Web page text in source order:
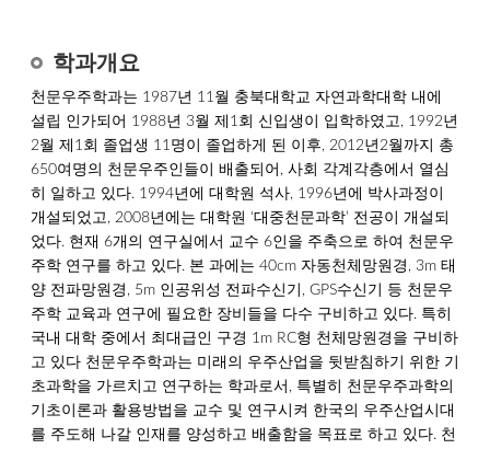
학과개요
천문우주학과는 1987년 11월 충북대학교 자연과학대학 내에
설립 인가되어 1988년 3월 제1회 신입생이 입학하였고, 1992년
2월 제1회 졸업생 11명이 졸업하게 된 이후, 2012년2월까지 총
650여명의 천문우주인들이 배출되어, 사회 각계각층에서 열심
히 일하고 있다. 1994년에 대학원 석사, 1996년에 박사과정이
개설되었고, 2008년에는 대학원 ‘대중천문과학’ 전공이 개설되
었다. 현재 6개의 연구실에서 교수 6인을 주축으로 하여 천문우
주학 연구를 하고 있다. 본 과에는 40cm 자동천체망원경, 3m 태
양 전파망원경, 5m 인공위성 전파수신기, GPS수신기 등 천문우
주학 교육과 연구에 필요한 장비들을 다수 구비하고 있다. 특히
국내 대학 중에서 최대급인 구경 1m RC형 천체망원경을 구비하
고 있다 천문우주학과는 미래의 우주산업을 뒷받침하기 위한 기
초과학을 가르치고 연구하는 학과로서, 특별히 천문우주과학의
기초이론과 활용방법을 교수 및 연구시켜 한국의 우주산업시대
를 주도해 나갈 인재를 양성하고 배출함을 목표로 하고 있다. 천